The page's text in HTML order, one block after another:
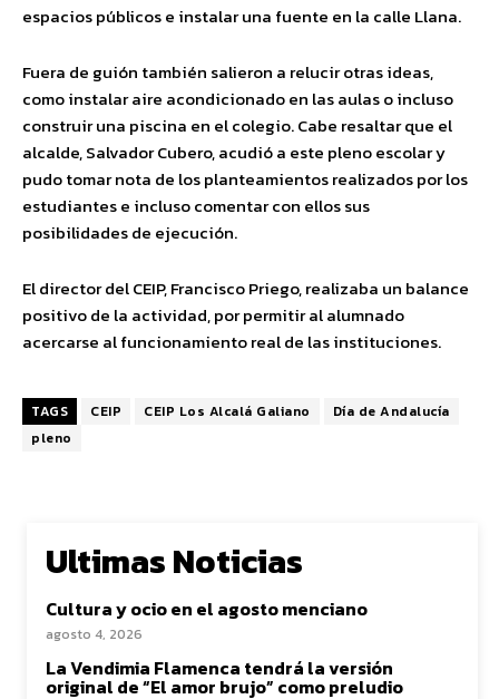
espacios públicos e instalar una fuente en la calle Llana.
Fuera de guión también salieron a relucir otras ideas,
como instalar aire acondicionado en las aulas o incluso
construir una piscina en el colegio. Cabe resaltar que el
alcalde, Salvador Cubero, acudió a este pleno escolar y
pudo tomar nota de los planteamientos realizados por los
estudiantes e incluso comentar con ellos sus
posibilidades de ejecución.
El director del CEIP, Francisco Priego, realizaba un balance
positivo de la actividad, por permitir al alumnado
acercarse al funcionamiento real de las instituciones.
TAGS CEIP CEIP Los Alcalá Galiano
Día de Andalucía
pleno
Ultimas Noticias
Cultura y ocio en el agosto menciano
agosto 4, 2026
La Vendimia Flamenca tendrá la versión
original de “El amor brujo” como preludio